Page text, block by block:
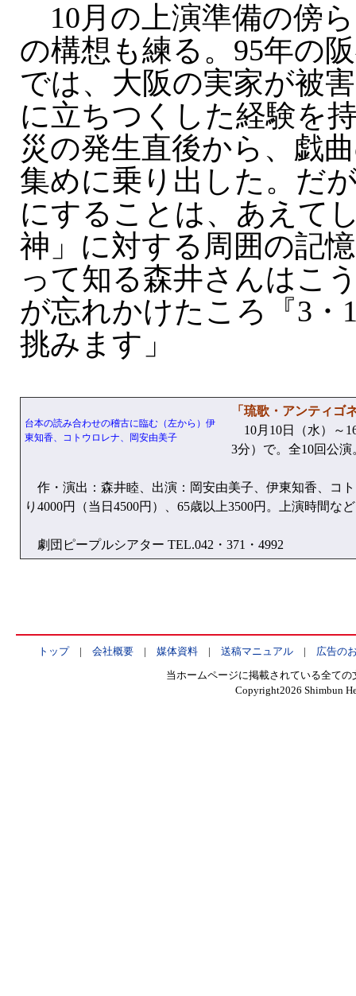
10月の上演準備の傍
の構想も練る。95年の
では、大阪の実家が被
に立ちつくした経験を
災の発生直後から、戯
集めに乗り出した。だ
にすることは、あえて
神」に対する周囲の記
って知る森井さんはこ
が忘れかけたころ『3・
挑みます」
台本の読み合わせの稽古に臨む（左から）伊
東知香、コトウロレナ、岡安由美子
「琉歌・アンティゴ
10月10日（水）～
3分）で。全10回公演
作・演出：森井睦、出演：岡安由美子、伊東知香、コ
り4000円（当日4500円）、65歳以上3500円。上演時間な
劇団ピープルシアター TEL.042・371・4992
トップ| 会社概要| 媒体資料| 送稿マニュアル| 広告の
当ホームページに掲載されている全て
Copyright2026 Shimbun